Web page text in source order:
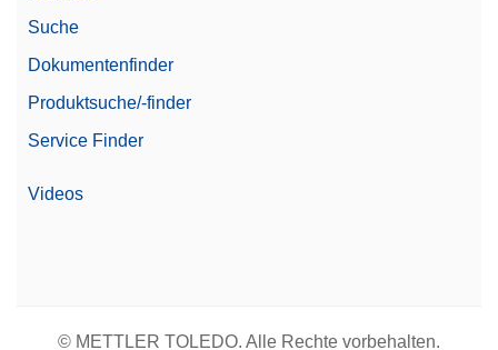
Suche
Dokumentenfinder
Produktsuche/-finder
Service Finder
Videos
© METTLER TOLEDO. Alle Rechte vorbehalten.